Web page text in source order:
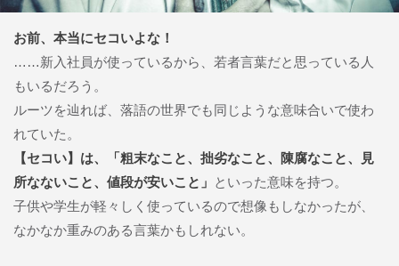
お前、本当にセコいよな！
……新入社員が使っているから、若者言葉だと思っている人
もいるだろう。
ルーツを辿れば、落語の世界でも同じような意味合いで使わ
れていた。
【セコい】は、「粗末なこと、拙劣なこと、陳腐なこと、見
所なないこと、値段が安いこと」 といった意味を持つ。
子供や学生が軽々しく使っているので想像もしなかったが、
なかなか重みのある言葉かもしれない。